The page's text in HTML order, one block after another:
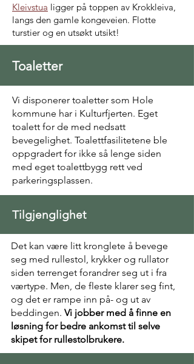
Kleivstua ligger på toppen av Krokkleiva,
langs den gamle kongeveien. Flotte
turstier og en utsøkt utsikt!
Toaletter
Vi disponerer toaletter som Hole
kommune har i Kulturfjerten. Eget
toalett for de med nedsatt
bevegelighet. Toalettfasilitetene ble
oppgradert for ikke så lenge siden
med eget toalettbygg rett ved
parkeringsplassen.
Tilgjenglighet
Det kan være litt kronglete å bevege
seg med rullestol, krykker og rullator
siden terrenget forandrer seg ut i fra
værtype. Men, de fleste klarer seg fint,
og det er rampe inn på- og ut av
beddingen. Vi jobber med å finne en
løsning for bedre ankomst til selve
skipet for rullestolbrukere.